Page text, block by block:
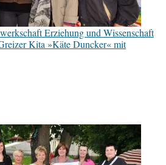
Erziehung und Wissenschaft
Kita »Käte Duncker« mit